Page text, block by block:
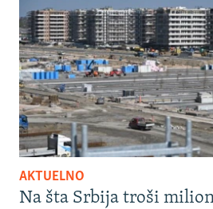
AKTUELNO
Na šta Srbija troši